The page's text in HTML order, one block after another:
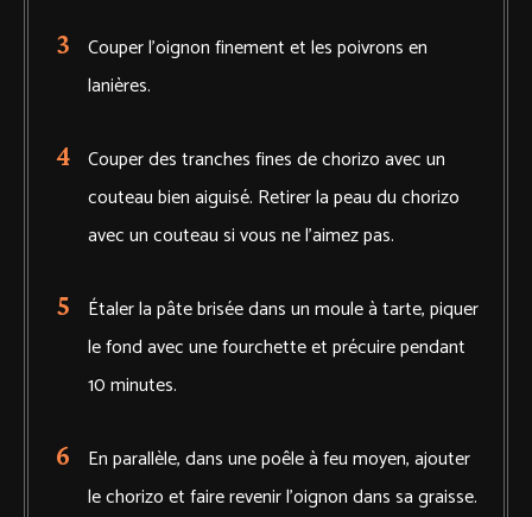
Couper l'oignon finement et les poivrons en
lanières.
Couper des tranches fines de chorizo avec un
couteau bien aiguisé. Retirer la peau du chorizo
avec un couteau si vous ne l'aimez pas.
Étaler la pâte brisée dans un moule à tarte, piquer
le fond avec une fourchette et précuire pendant
10 minutes.
En parallèle, dans une poêle à feu moyen, ajouter
le chorizo et faire revenir l'oignon dans sa graisse.